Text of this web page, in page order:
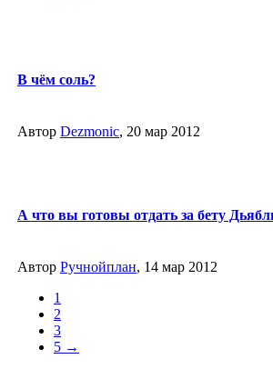
В чём соль?
Автор Dezmonic, 20 мар 2012
А что вы готовы отдать за бету
Автор Ручнойплан, 14 мар 2012
1
2
3
5 →